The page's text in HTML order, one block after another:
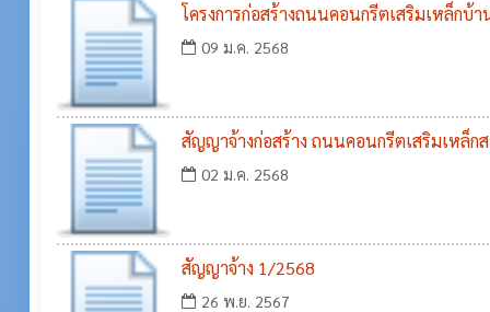
โครงการก่อสร้างถนนคอนกรีตเสริมเหล็ก
ภูมิ ถึงโรงเรียนบ้านห้วยสำราญ ตำบลห้วยส
09 ม.ค. 2568
สัญญาจ้างก่อสร้าง ถนนคอนกรีตเสริมเหล็
ตำบลศรีภูมิ ถึง โรงเรียนบ้านห้วยสำราญ ต
02 ม.ค. 2568
สัญญาจ้าง 1/2568
26 พ.ย. 2567